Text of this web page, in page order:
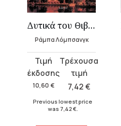
Δυτικά του Θιβέτ
Ράμπα Λόμπσανγκ
10,60 €
Original
price
was:
10,60 €.
7,42€
Current
price
is:
7,42 €.
Previous lowest price
was 7,42 €.